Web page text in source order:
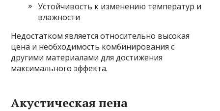
Устойчивость к изменению температур и
влажности
Недостатком является относительно высокая
цена и необходимость комбинирования с
другими материалами для достижения
максимального эффекта.
Акустическая пена